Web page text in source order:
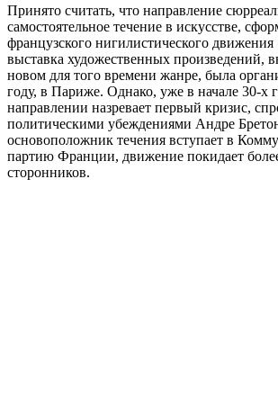
Принято считать, что направление
самостоятельное течение в искусстве,
французского нигилистического
выставка художественных произведений,
новом для того времени жанре, была
году, в Париже. Однако, уже в начале 30-х
направлении назревает первый кризис,
политическими убеждениями Андре
основоположник течения вступает в
партию Франции, движение покидает
сторонников.